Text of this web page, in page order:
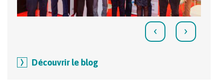
‹ ›
Découvrir le blog